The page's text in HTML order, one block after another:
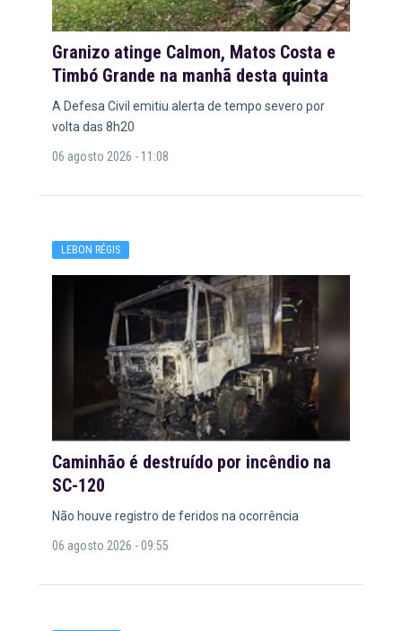
Granizo atinge Calmon, Matos Costa e
Timbó Grande na manhã desta quinta
A Defesa Civil emitiu alerta de tempo severo por
volta das 8h20
06 agosto 2026 - 11:08
LEBON RÉGIS
Caminhão é destruído por incêndio na
SC-120
Não houve registro de feridos na ocorrência
06 agosto 2026 - 09:55